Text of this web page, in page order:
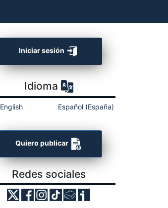
Iniciar sesión
Idioma
English Español (España)
Quiero publicar
Redes sociales